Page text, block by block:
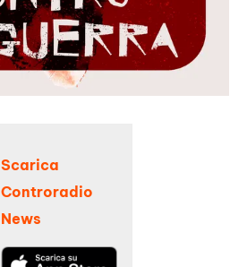
Scarica
Controradio
News